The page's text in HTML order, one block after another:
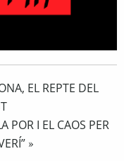
EL REPTE DEL
POR I EL CAOS PER
»